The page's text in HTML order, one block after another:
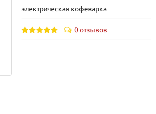
электрическая кофеварка
0 отзывов